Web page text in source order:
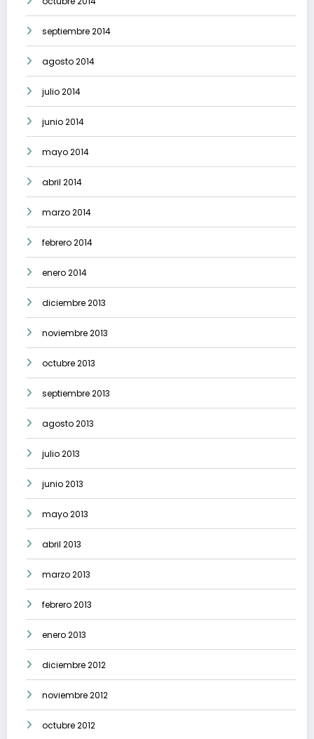
septiembre 2014
agosto 2014
julio 2014
junio 2014
mayo 2014
abril 2014
marzo 2014
febrero 2014
enero 2014
diciembre 2013
noviembre 2013
octubre 2013
septiembre 2013
agosto 2013
julio 2013
junio 2013
mayo 2013
abril 2013
marzo 2013
febrero 2013
enero 2013
diciembre 2012
noviembre 2012
octubre 2012